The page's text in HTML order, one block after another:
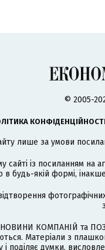
© 2005-
лише за умови
сайті із посиланням на
будь-якій формі,
НОВИНИ КОМПАНІЙ та
Матеріали з
поділяє думки,